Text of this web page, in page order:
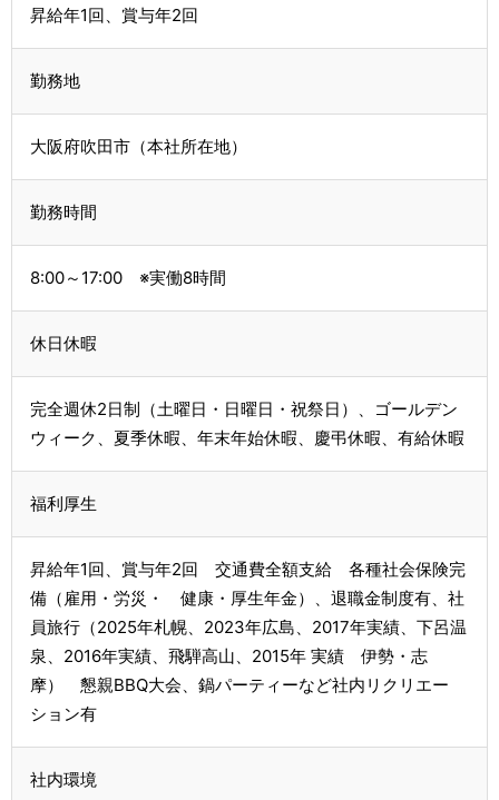
昇給年1回、賞与年2回
勤務地
大阪府吹田市（本社所在地）
勤務時間
8:00～17:00 ※実働8時間
休日休暇
完全週休2日制（土曜日・日曜日・祝祭日）、ゴールデン
ウィーク、夏季休暇、年末年始休暇、慶弔休暇、有給休暇
福利厚生
昇給年1回、賞与年2回 交通費全額支給 各種社会保険完
備（雇用・労災・ 健康・厚生年金）、退職金制度有、社
員旅行（2025年札幌、2023年広島、2017年実績、下呂温
泉、2016年実績、飛騨高山、2015年 実績 伊勢・志
摩） 懇親BBQ大会、鍋パーティーなど社内リクリエー
ション有
社内環境